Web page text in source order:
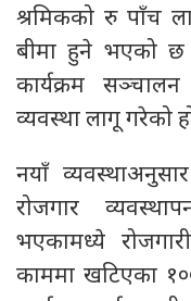
श्रमिकको रु पाँच
बीमा हुने भएको छ ।
कार्यक्रम
व्यवस्था लागू गरेको
नयाँ व्यवस्थाअनुसार
रोजगार
भएकामध्ये
काममा खटिएका